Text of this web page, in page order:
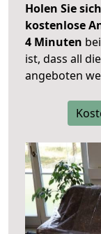
Holen Sie
kostenlose
4 Minuten
ist, dass all
angeboten